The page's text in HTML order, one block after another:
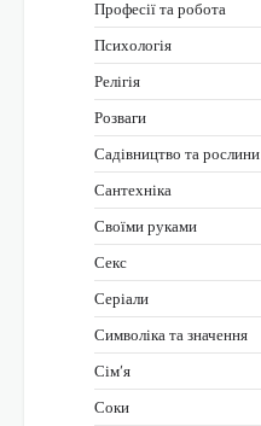
Професії та робота
Психологія
Релігія
Розваги
Садівництво та рослини
Сантехніка
Своїми руками
Секс
Серіали
Символіка та значення
Сім’я
Соки